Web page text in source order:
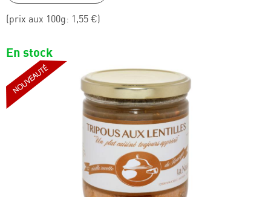
Pansettes de veau
(prix aux 100g: 1,55 €)
En stock